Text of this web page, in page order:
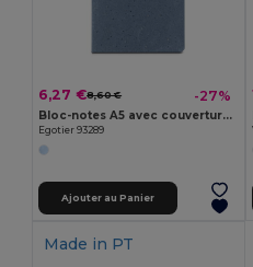
6,27 €8,60 € -27%
Bloc-notes A5 avec couverture semi-rigide fabriquée à partir de déchets de coques de café (65%)
Egotier 93289
Ajouter au Panier
Made in PT